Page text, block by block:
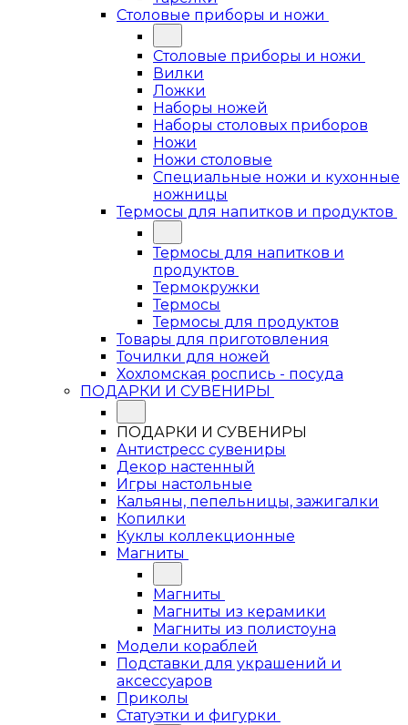
Столовые приборы и ножи
Столовые приборы и ножи
Вилки
Ложки
Наборы ножей
Наборы столовых приборов
Ножи
Ножи столовые
Специальные ножи и кухонные
ножницы
Термосы для напитков и продуктов
Термосы для напитков и
продуктов
Термокружки
Термосы
Термосы для продуктов
Товары для приготовления
Точилки для ножей
Хохломская роспись - посуда
ПОДАРКИ И СУВЕНИРЫ
ПОДАРКИ И СУВЕНИРЫ
Антистресс сувениры
Декор настенный
Игры настольные
Кальяны, пепельницы, зажигалки
Копилки
Куклы коллекционные
Магниты
Магниты
Магниты из керамики
Магниты из полистоуна
Модели кораблей
Подставки для украшений и
аксессуаров
Приколы
Статуэтки и фигурки